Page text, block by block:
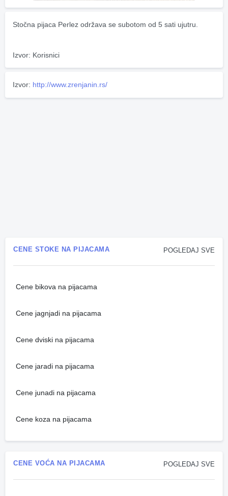
Stočna pijaca Perlez održava se subotom od 5 sati ujutru.
Izvor: Korisnici
Izvor: http://www.zrenjanin.rs/
POGLEDAJ SVE
CENE STOKE NA PIJACAMA
Cene bikova na pijacama
Cene jagnjadi na pijacama
Cene dviski na pijacama
Cene jaradi na pijacama
Cene junadi na pijacama
Cene koza na pijacama
POGLEDAJ SVE
CENE VOĆA NA PIJACAMA